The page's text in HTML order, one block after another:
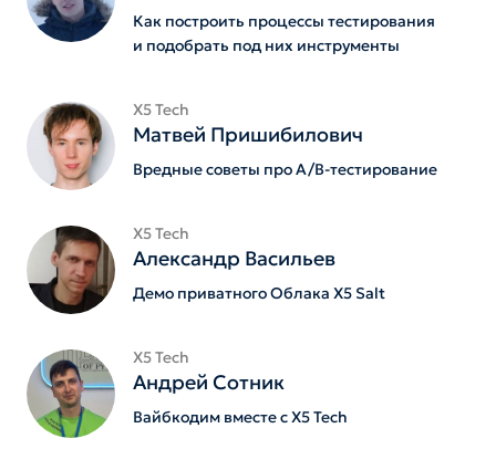
Как построить процессы тестирования
и подобрать под них инструменты
X5 Tech
Матвей Пришибилович
Вредные советы про A/B-тестирование
X5 Tech
Александр Васильев
Демо приватного Облака X5 Salt
X5 Tech
Андрей Сотник
Вайбкодим вместе с X5 Tech